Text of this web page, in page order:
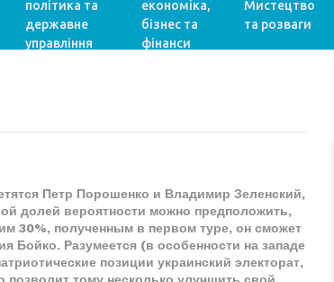
політика та
державне
управління
економіка,
бізнес та
фінанси
Мистецтво
та розваги
Петр Порошенко и Владимир Зеленский,
долей вероятности можно предположить,
30%, полученным в первом туре, он сможет
Разумеется (в особенности на западе
позиции украинский электорат,